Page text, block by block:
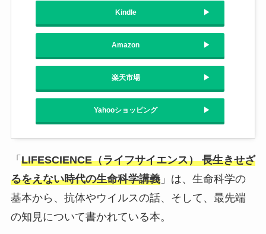
Kindle
Amazon
楽天市場
Yahooショッピング
「 LIFESCIENCE（ライフサイエンス） 長生きせざ
るをえない時代の生命科学講義」は、生命科学の
基本から、抗体やウイルスの話、そして、最先端
の知見について書かれている本。